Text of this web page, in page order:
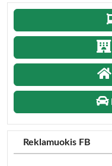
Reklamuokis FB